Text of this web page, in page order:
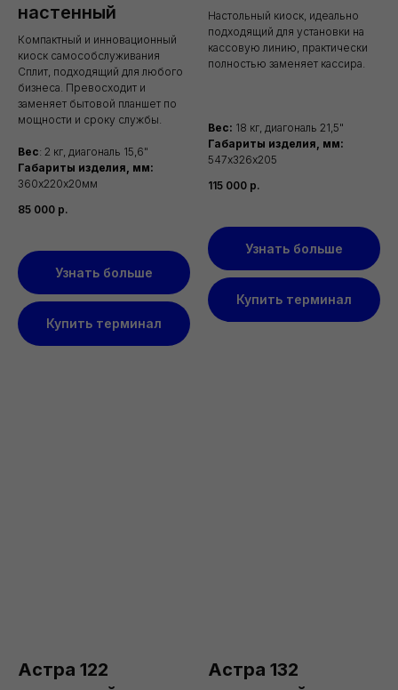
настенный
Компактный и инновационный
киоск самособслуживания
Сплит, подходящий для любого
бизнеса. Превосходит и
заменяет бытовой планшет по
мощности и сроку службы.
Вес: 2 кг, диагональ 15,6"
Габариты изделия, мм:
360х220х20мм
85 000 р.
Узнать больше
Купить терминал
Настольный киоск, идеально
подходящий для установки на
кассовую линию, практически
полностью заменяет кассира.
Вес: 18 кг, диагональ 21,5"
Габариты изделия, мм:
547х326х205
115 000 р.
Узнать больше
Купить терминал
Астра 122
Астра 132